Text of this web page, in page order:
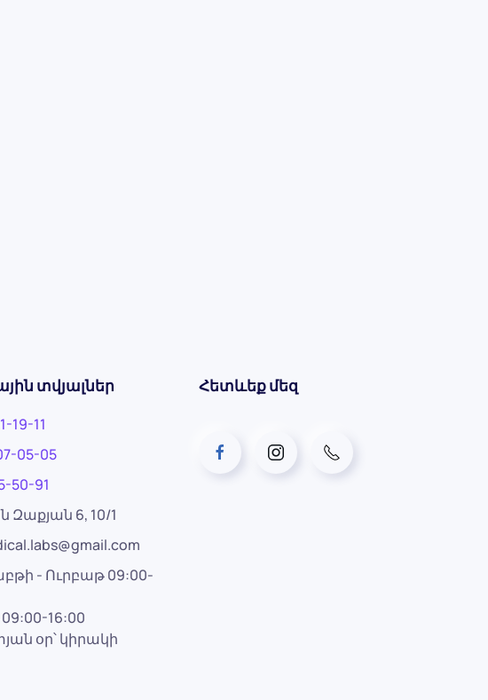
տվյալներ
19-11
05-05
50-91
Զաքյան 6, 10/1
- Ուրբաթ 09:00-
16:00
օր՝ կիրակի
Հետևեք մեզ